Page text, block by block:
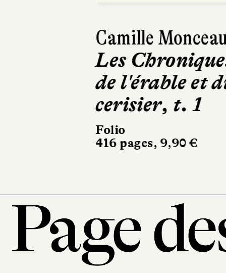
Camille
Les
de l'érable et
cerisier, t. 1
Folio
416 pages, 9,90 €